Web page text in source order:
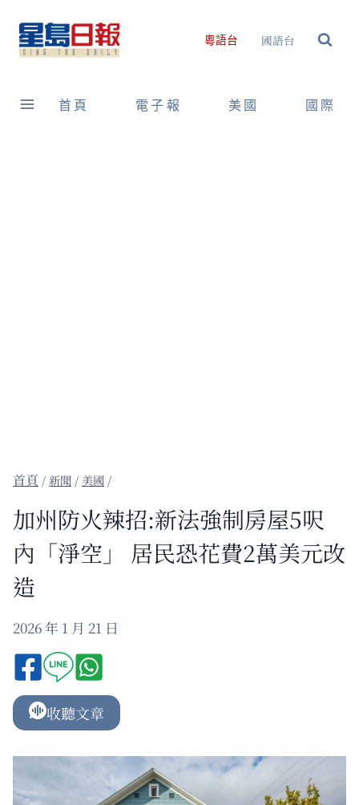
content
粵語台 國語台
首頁 電子報 美國 國際
/新聞 / 美國 /
加州防火辣招:新法強制房屋5呎
內「淨空」 居民恐花費2萬美元改
造
2026 年 1 月 21 日
收聽文章